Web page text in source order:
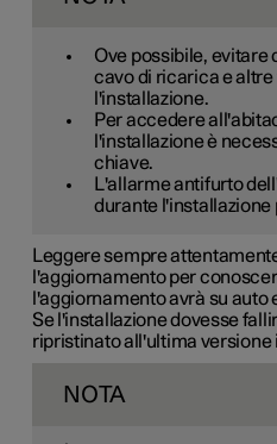
Ove possibile, evitare
cavo di ricarica e
l'installazione.
Per accedere
l'installazione è
chiave.
L'allarme antifurto
durante l'installazione
Leggere sempre
l'aggiornamento per
l'aggiornamento avrà su auto
Se l'installazione dovesse
ripristinato all'ultima versione
NOTA